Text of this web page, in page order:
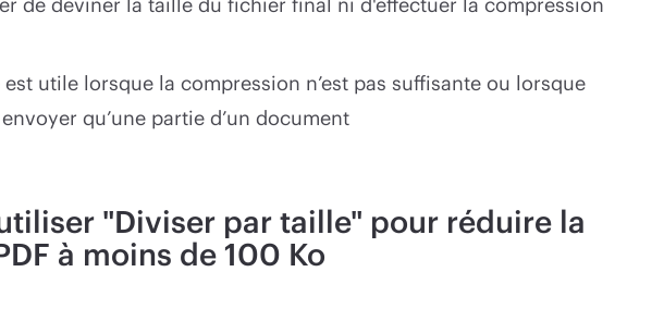
utile lorsque la compression n’est pas suffisante ou lorsque
qu’une partie d’un document
"Diviser par taille" pour réduire la
à moins de 100 Ko